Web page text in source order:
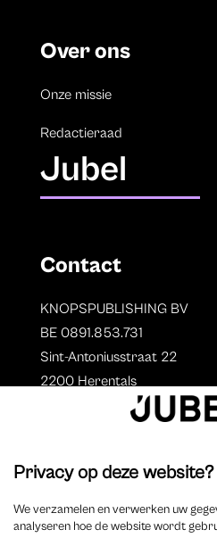
Over ons
Onze missie
Redactieraad
Jubel
Contact
KNOPSPUBLISHING BV
BE 0891.853.731
Sint-Antoniusstraat 22
2200 Herentals
Auteurs
Overzicht auteurs